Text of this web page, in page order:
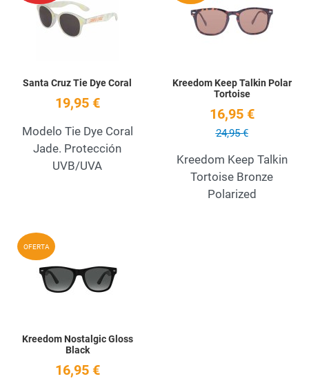
Quick View
Santa Cruz Tie Dye Coral
19,95 €
Modelo Tie Dye Coral
Jade. Protección
UVB/UVA
Kreedom Keep Talkin Polar
Tortoise
16,95 €
24,95 €
Kreedom Keep Talkin
Tortoise Bronze
Polarized
OFERTA
Kreedom Nostalgic Gloss
Black
16,95 €